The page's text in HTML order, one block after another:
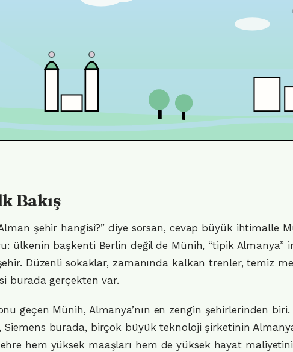
Bakış
Alman şehir hangisi?” diye sorsan, cevap büyük ihtimalle
ülkenin başkenti Berlin değil de Münih, “tipik Almanya”
Düzenli sokaklar, zamanında kalkan trenler, temiz
burada gerçekten var.
geçen Münih, Almanya’nın en zengin şehirlerinden biri.
Siemens burada, birçok büyük teknoloji şirketinin
hem yüksek maaşları hem de yüksek hayat